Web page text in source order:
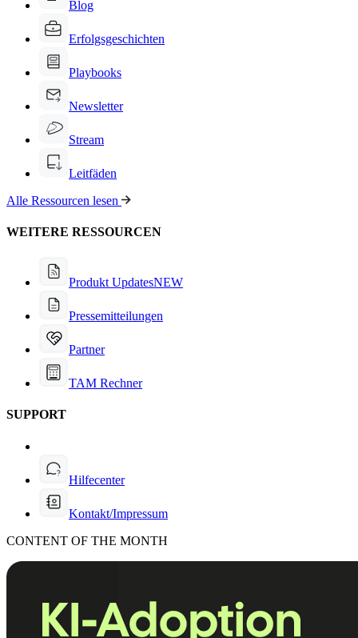
Blog
Erfolgsgeschichten
Playbooks
Newsletter
Stream
Leitfäden
Alle Ressourcen lesen
WEITERE RESSOURCEN
Produkt UpdatesNEW
Pressemitteilungen
Partner
TAM Rechner
SUPPORT
Hilfecenter
Kontakt/Impressum
CONTENT OF THE MONTH